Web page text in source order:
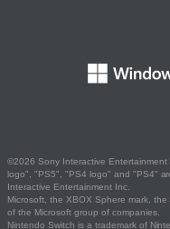
©2026 Sony Interactive
logo", "PS5", "PS4 logo" and "PS4"
Interactive Entertainment Inc.
Microsoft, the XBOX Sphere mark,
of the Microsoft group of companies.
Nintendo Switch is a trademark of